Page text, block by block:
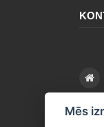
Mēs